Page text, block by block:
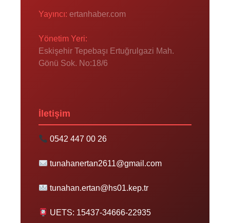
Yayıncı: ertanhaber.com
Yönetim Yeri:
Eskişehir Tepebaşı Ertuğrulgazi Mah.
Gönü Sok. No:18/6
İletişim
0542 447 00 26
tunahanertan2611@gmail.com
tunahan.ertan@hs01.kep.tr
UETS: 15437-34666-22935